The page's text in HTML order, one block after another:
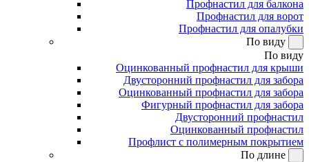
Профнастил для балкона
Профнастил для ворот
Профнастил для опалубки
По виду
По виду
Оцинкованный профнастил для крыши
Двусторонний профнастил для забора
Оцинкованный профнастил для забора
Фигурный профнастил для забора
Двусторонний профнастил
Оцинкованный профнастил
Профлист с полимерным покрытием
По длине